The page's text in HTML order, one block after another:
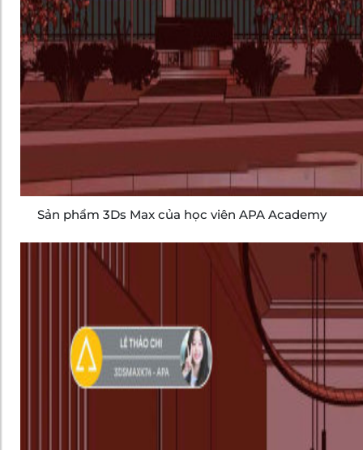
Sản phẩm 3Ds Max của học viên APA Academy